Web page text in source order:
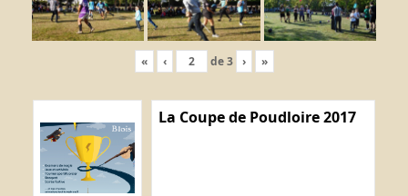
« ‹ de3 › »
La Coupe de Poudloire 2017